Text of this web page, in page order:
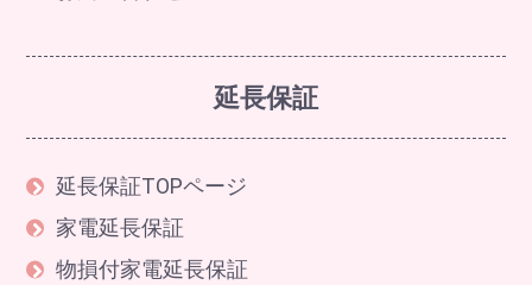
延長保証
延長保証TOPページ
家電延長保証
物損付家電延長保証